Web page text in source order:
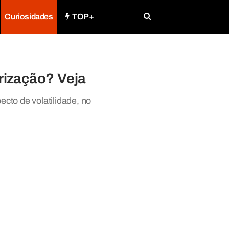
Curiosidades TOP+
Veja
de volatilidade, no